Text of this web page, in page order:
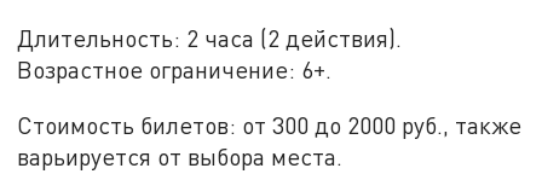
Длительность: 2 часа (2 действия).
Возрастное ограничение: 6+.
Стоимость билетов: от 300 до 2000 руб., также
варьируется от выбора места.